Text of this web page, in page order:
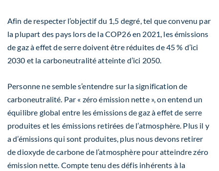
Afin de respecter l’objectif du 1,5 degré, tel que convenu par
la plupart des pays lors de la COP26 en 2021, les émissions
de gaz à effet de serre doivent être réduites de 45 % d’ici
2030 et la carboneutralité atteinte d’ici 2050.
Personne ne semble s’entendre sur la signification de
carboneutralité. Par « zéro émission nette », on entend un
équilibre global entre les émissions de gaz à effet de serre
produites et les émissions retirées de l’atmosphère. Plus il y
a d’émissions qui sont produites, plus nous devons retirer
de dioxyde de carbone de l’atmosphère pour atteindre zéro
émission nette. Compte tenu des défis inhérents à la